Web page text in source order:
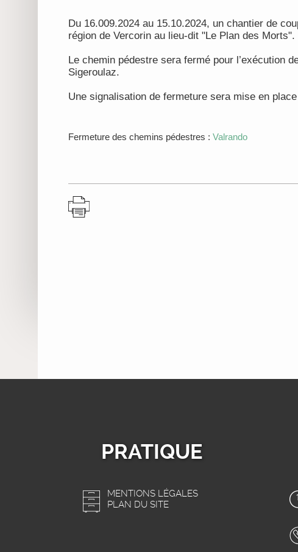
Du 16.009.2024 au 15.10.2024, un chantier de
région de Vercorin au lieu-dit "Le Plan des Morts".
Le chemin pédestre sera fermé pour l’exécution
Sigeroulaz.
Une signalisation de fermeture sera mise en
Fermeture des chemins pédestres : Valrando
PRATIQUE
MENTIONS LÉGALES
PLAN DU SITE